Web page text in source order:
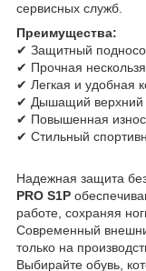
сервисных служб.
Преимущества:
✔ Защитный
✔ Прочная
✔ Легкая и удобная
✔ Дышащий верхний
✔ Повышенная
✔ Стильный
Надежная защита
PRO S1P
работе, сохраняя
Современный
только на
Выбирайте обувь,